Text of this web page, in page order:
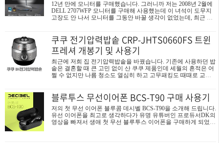
12년 만에 모니터를 구매했습니다. 그러니까 저는 2008년 2월에
DELL 2707WFP 모니터를 구매해 사용했는데 이 녀석이 도무지
고장도 안 나서 모니터를 그동안 바꿀 생각이 없었는데, 최근 집
인치 38WN95C를 구매하고 며칠 사용한 사용기 남깁니다. 38WN
95C 사용기와 장점 단점 12년 전 27인치를 사용하다가 38인치 울
트라 와이드 모니터를 사용하게 되니 일단 다 좋습니다. 회사에
서 사용하는 저가 21인치 모니터나 여러 매장에서 모니터를 보고
사용소감과 장단점을 작성해 봅니다. 이 점 참고해서 봐주세요 ○
38WN95C 외관 38WN95C는 21:9 화면비율의 울트..
쿠쿠 전기압력밥솥 CRP-JHTS0660FS 트윈
프레셔 개봉기 및 사용기
최근에 저희 집 전기압력밥솥을 바꿨습니다. 기존에 사용하던 밥
솥은 결혼할 때 큰 고민 없이 산 쿠쿠 제품인데 세월의 흔적은 어
쩔 수 없지만 나름 청소도 열심히 하고 고무패킹도 때때로 교체
프는 쿠쿠 밖에 모르는 '바보'라서 어쩔 수 없이 쿠쿠 제품으로 골
랐습니다... 구매한 제품은 쿠쿠 6인 IH전기압력밥솥으로 모델명
은 CRP-JHTS0660FS 입니다 쿠쿠 전기압력밥솥 개봉 이마트에
서 배송시키지 않고 급한 마음에 들고 온 쿠쿠 전기밥솥... 일단
최신 모델인 것 같아, 골랐는데 고를 때 가장 고민이 10인용으로
블루투스 무선이어폰 BCS-T90 구매 사용기
저의 첫 무선 이어폰 블루콤 데시벨 BCS-T90을 소개해 드립니다.
유선 이어폰을 최고로 생각하다가 유명 유튜버인 프로듀서DK의
영상을 빠져서 생애 첫 무선 블루투스 이어폰을 구매하게 되었는